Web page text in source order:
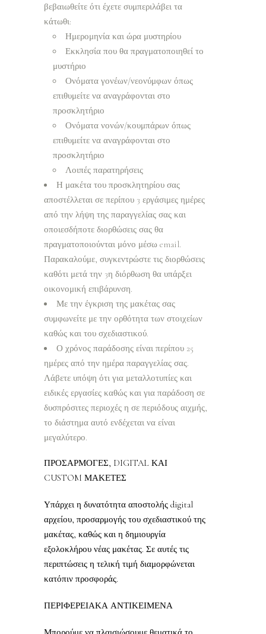
βεβαιωθείτε ότι έχετε συμπεριλάβει τα
κάτωθι:
Ημερομηνία και ώρα μυστηρίου
Εκκλησία που θα πραγματοποιηθεί το
μυστήριο
Ονόματα γονέων/νεονύμφων όπως
επιθυμείτε να αναγράφονται στο
προσκλητήριο
Ονόματα νονών/κουμπάρων όπως
επιθυμείτε να αναγράφονται στο
προσκλητήριο
Λοιπές παρατηρήσεις
Η μακέτα του προσκλητηρίου σας
αποστέλλεται σε περίπου 3 εργάσιμες ημέρες
από την λήψη της παραγγελίας σας και
οποιεσδήποτε διορθώσεις σας θα
πραγματοποιούνται μόνο μέσω email.
Παρακαλούμε, συγκεντρώστε τις διορθώσεις
καθότι μετά την 3η διόρθωση θα υπάρξει
οικονομική επιβάρυνση.
Με την έγκριση της μακέτας σας
συμφωνείτε με την ορθότητα των στοιχείων
καθώς και του σχεδιαστικού.
Ο χρόνος παράδοσης είναι περίπου 25
ημέρες από την ημέρα παραγγελίας σας.
Λάβετε υπόψη ότι για μεταλλοτυπίες και
ειδικές εργασίες καθώς και για παράδοση σε
δυσπρόσιτες περιοχές η σε περιόδους αιχμής,
το διάστημα αυτό ενδέχεται να είναι
μεγαλύτερο.
ΠΡΟΣΑΡΜΟΓΕΣ, DIGITAL ΚΑΙ
CUSTOM ΜΑΚΕΤΕΣ
Υπάρχει η δυνατότητα αποστολής digital
αρχείου, προσαρμογής του σχεδιαστικού της
μακέτας, καθώς και η δημιουργία
εξολοκλήρου νέας μακέτας. Σε αυτές τις
περιπτώσεις η τελική τιμή διαμορφώνεται
κατόπιν προσφοράς.
ΠΕΡΙΦΕΡΕΙΑΚΑ ΑΝΤΙΚΕΙΜΕΝΑ